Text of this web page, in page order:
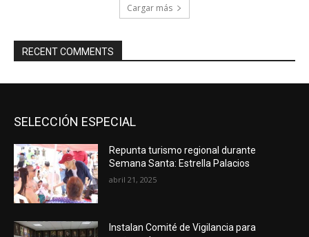
Cargar más
RECENT COMMENTS
SELECCIÓN ESPECIAL
Repunta turismo regional durante
Semana Santa: Estrella Palacios
abril 21, 2025
Instalan Comité de Vigilancia para